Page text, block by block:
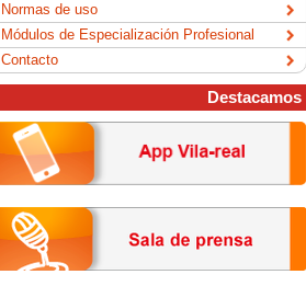
Normas de uso
Módulos de Especialización Profesional
Contacto
Destacamos